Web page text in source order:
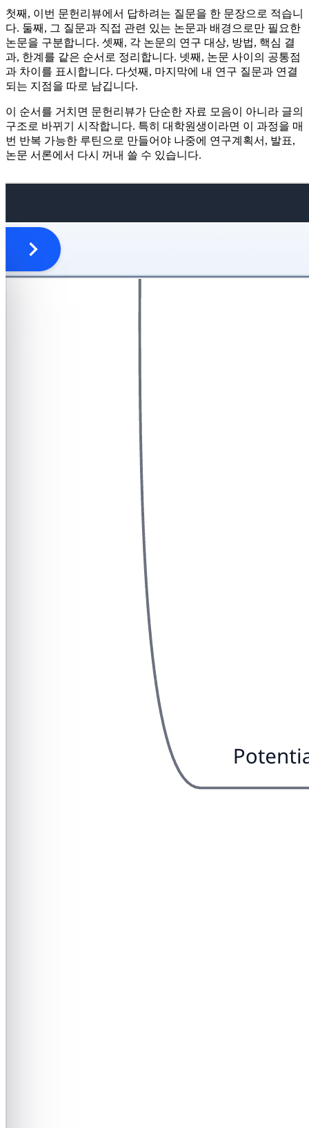
첫째, 이번 문헌리뷰에서 답하려는 질문을 한 문장으로 적습니
다. 둘째, 그 질문과 직접 관련 있는 논문과 배경으로만 필요한
논문을 구분합니다. 셋째, 각 논문의 연구 대상, 방법, 핵심 결
과, 한계를 같은 순서로 정리합니다. 넷째, 논문 사이의 공통점
과 차이를 표시합니다. 다섯째, 마지막에 내 연구 질문과 연결
되는 지점을 따로 남깁니다.
이 순서를 거치면 문헌리뷰가 단순한 자료 모음이 아니라 글의
구조로 바뀌기 시작합니다. 특히 대학원생이라면 이 과정을 매
번 반복 가능한 루틴으로 만들어야 나중에 연구계획서, 발표,
논문 서론에서 다시 꺼내 쓸 수 있습니다.